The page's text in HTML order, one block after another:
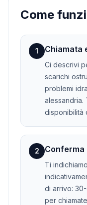
Come
1 Chiamata
Ci descrivi
scarichi
problemi
alessandria.
disponibilità
2 Conferma
Ti
di arrivo:
per